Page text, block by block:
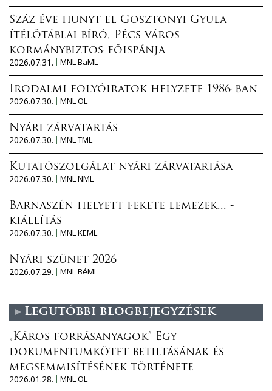
Száz éve hunyt el Gosztonyi Gyula
ítélőtáblai bíró, Pécs város
kormánybiztos-főispánja
2026.07.31.
MNL BaML
Irodalmi folyóiratok helyzete 1986-ban
2026.07.30.
MNL OL
Nyári zárvatartás
2026.07.30.
MNL TML
Kutatószolgálat nyári zárvatartása
2026.07.30.
MNL NML
Barnaszén helyett fekete lemezek... -
kiállítás
2026.07.30.
MNL KEML
Nyári szünet 2026
2026.07.29.
MNL BéML
Legutóbbi blogbejegyzések
„Káros forrásanyagok” Egy
dokumentumkötet betiltásának és
megsemmisítésének története
2026.01.28.
MNL OL